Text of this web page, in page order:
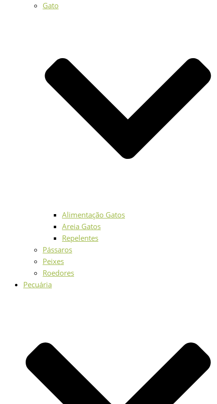
Gato
Alimentação Gatos
Areia Gatos
Repelentes
Pássaros
Peixes
Roedores
Pecuária